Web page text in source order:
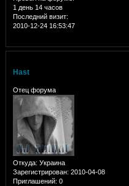
1 день 14 часов
Последний визит:
2010-12-24 16:53:47
Hast
Отец форума
Откуда: Украина
Зарегистрирован: 2010-04-08
Приглашений: 0